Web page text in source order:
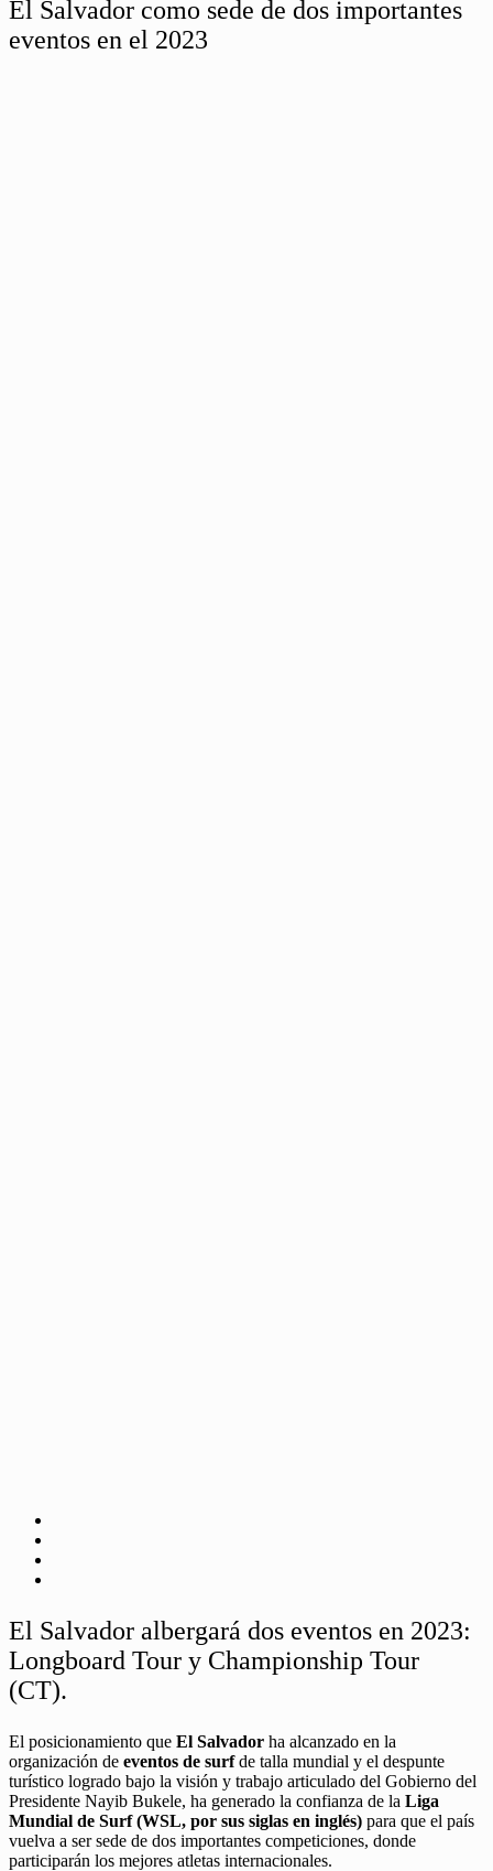
El Salvador como sede de dos importantes
eventos en el 2023
El Salvador albergará dos eventos en 2023:
Longboard Tour y Championship Tour
(CT).
El posicionamiento que El Salvador ha alcanzado en la
organización de eventos de surfde talla mundial y el despunte
turístico logrado bajo la visión y trabajo articulado del Gobierno del
Presidente Nayib Bukele, ha generado la confianza de la Liga
Mundial de Surf (WSL, por sus siglas en inglés) para que el país
vuelva a ser sede de dos importantes competiciones, donde
participarán los mejores atletas internacionales.